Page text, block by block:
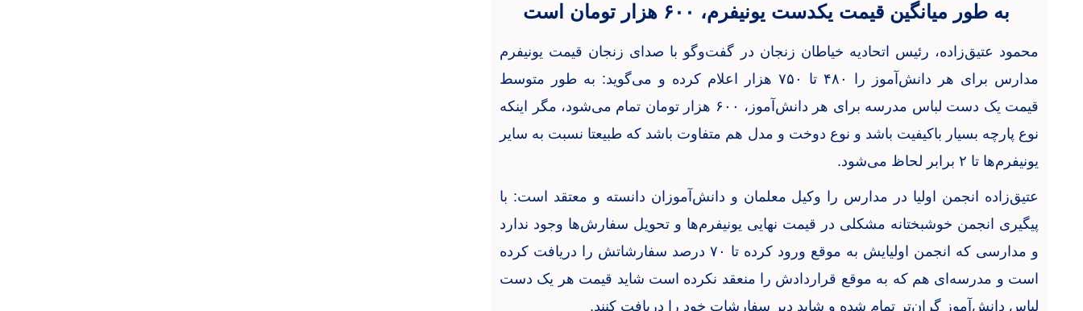
به طور میانگین قیمت یکدست یونیفرم، ۶۰۰ هزار تومان است
محمود عتیق‌زاده، رئیس اتحادیه خیاطان زنجان‌ در گفت‌وگو با صدای زنجان قیمت یونیفرم
مدارس برای هر دانش‌آموز را ۴۸۰ تا ۷۵۰ هزار اعلام کرده و می‌گوید: به طور متوسط
قیمت یک دست لباس مدرسه برای هر دانش‌آموز، ۶۰۰ هزار تومان تمام می‌شود، مگر اینکه
نوع پارچه بسیار باکیفیت باشد و نوع دوخت و مدل هم متفاوت باشد که طبیعتا نسبت به سایر
یونیفرم‌ها تا ۲ برابر لحاظ می‌شود.
عتیق‌زاده انجمن اولیا در مدارس را وکیل معلمان و دانش‌آموزان دانسته و معتقد است: با
پیگیری انجمن خوشبختانه مشکلی در قیمت نهایی یونیفرم‌ها و تحویل سفارش‌ها وجود ندارد
و مدارسی که انجمن اولیایش به موقع ورود کرده تا ۷۰ درصد سفارشاتش را دریافت کرده
است و مدرسه‌ای هم که به موقع قراردادش را منعقد نکرده است شاید قیمت هر یک دست
لباس دانش‌آموز گران‌تر تمام شده و شاید دیر سفارشات خود را دریافت کنند.